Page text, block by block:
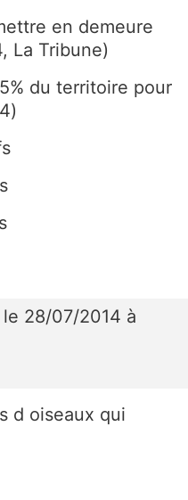
en demeure
La Tribune)
du territoire pour
le 28/07/2014 à
d oiseaux qui